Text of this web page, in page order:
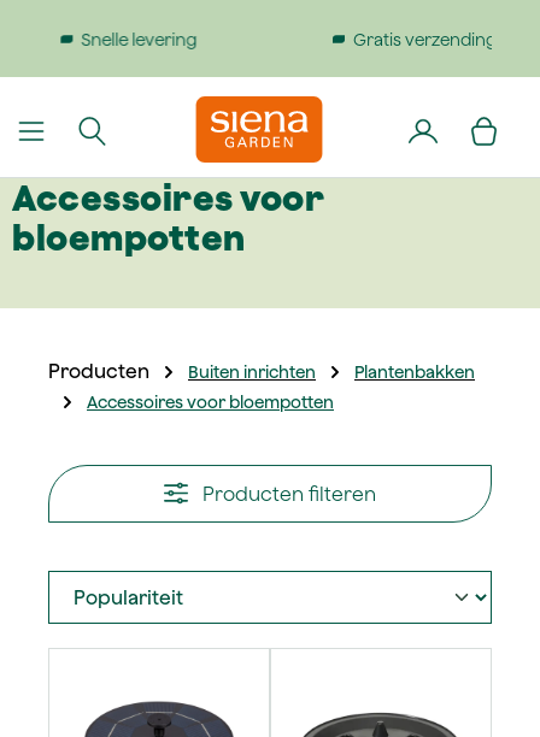
gaan
Gratis verzending bij bestellingen boven €199
Accessoires voor
bloempotten
Producten Buiten inrichten
Plantenbakken
Accessoires voor bloempotten
Producten filteren